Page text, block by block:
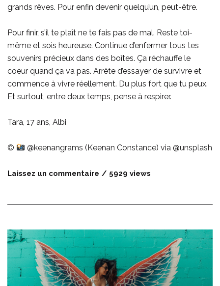
grands rêves. Pour enfin devenir quelqu’un, peut-être.
Pour finir, s’il te plaît ne te fais pas de mal. Reste toi-
même et sois heureuse. Continue d’enfermer tous tes
souvenirs précieux dans des boîtes. Ça réchauffe le
coeur quand ça va pas. Arrête d’essayer de survivre et
commence à vivre réellement. Du plus fort que tu peux.
Et surtout, entre deux temps, pense à respirer.
Tara, 17 ans, Albi
© @keenangrams (Keenan Constance) via @unsplash
Laissez un commentaire 5929 views